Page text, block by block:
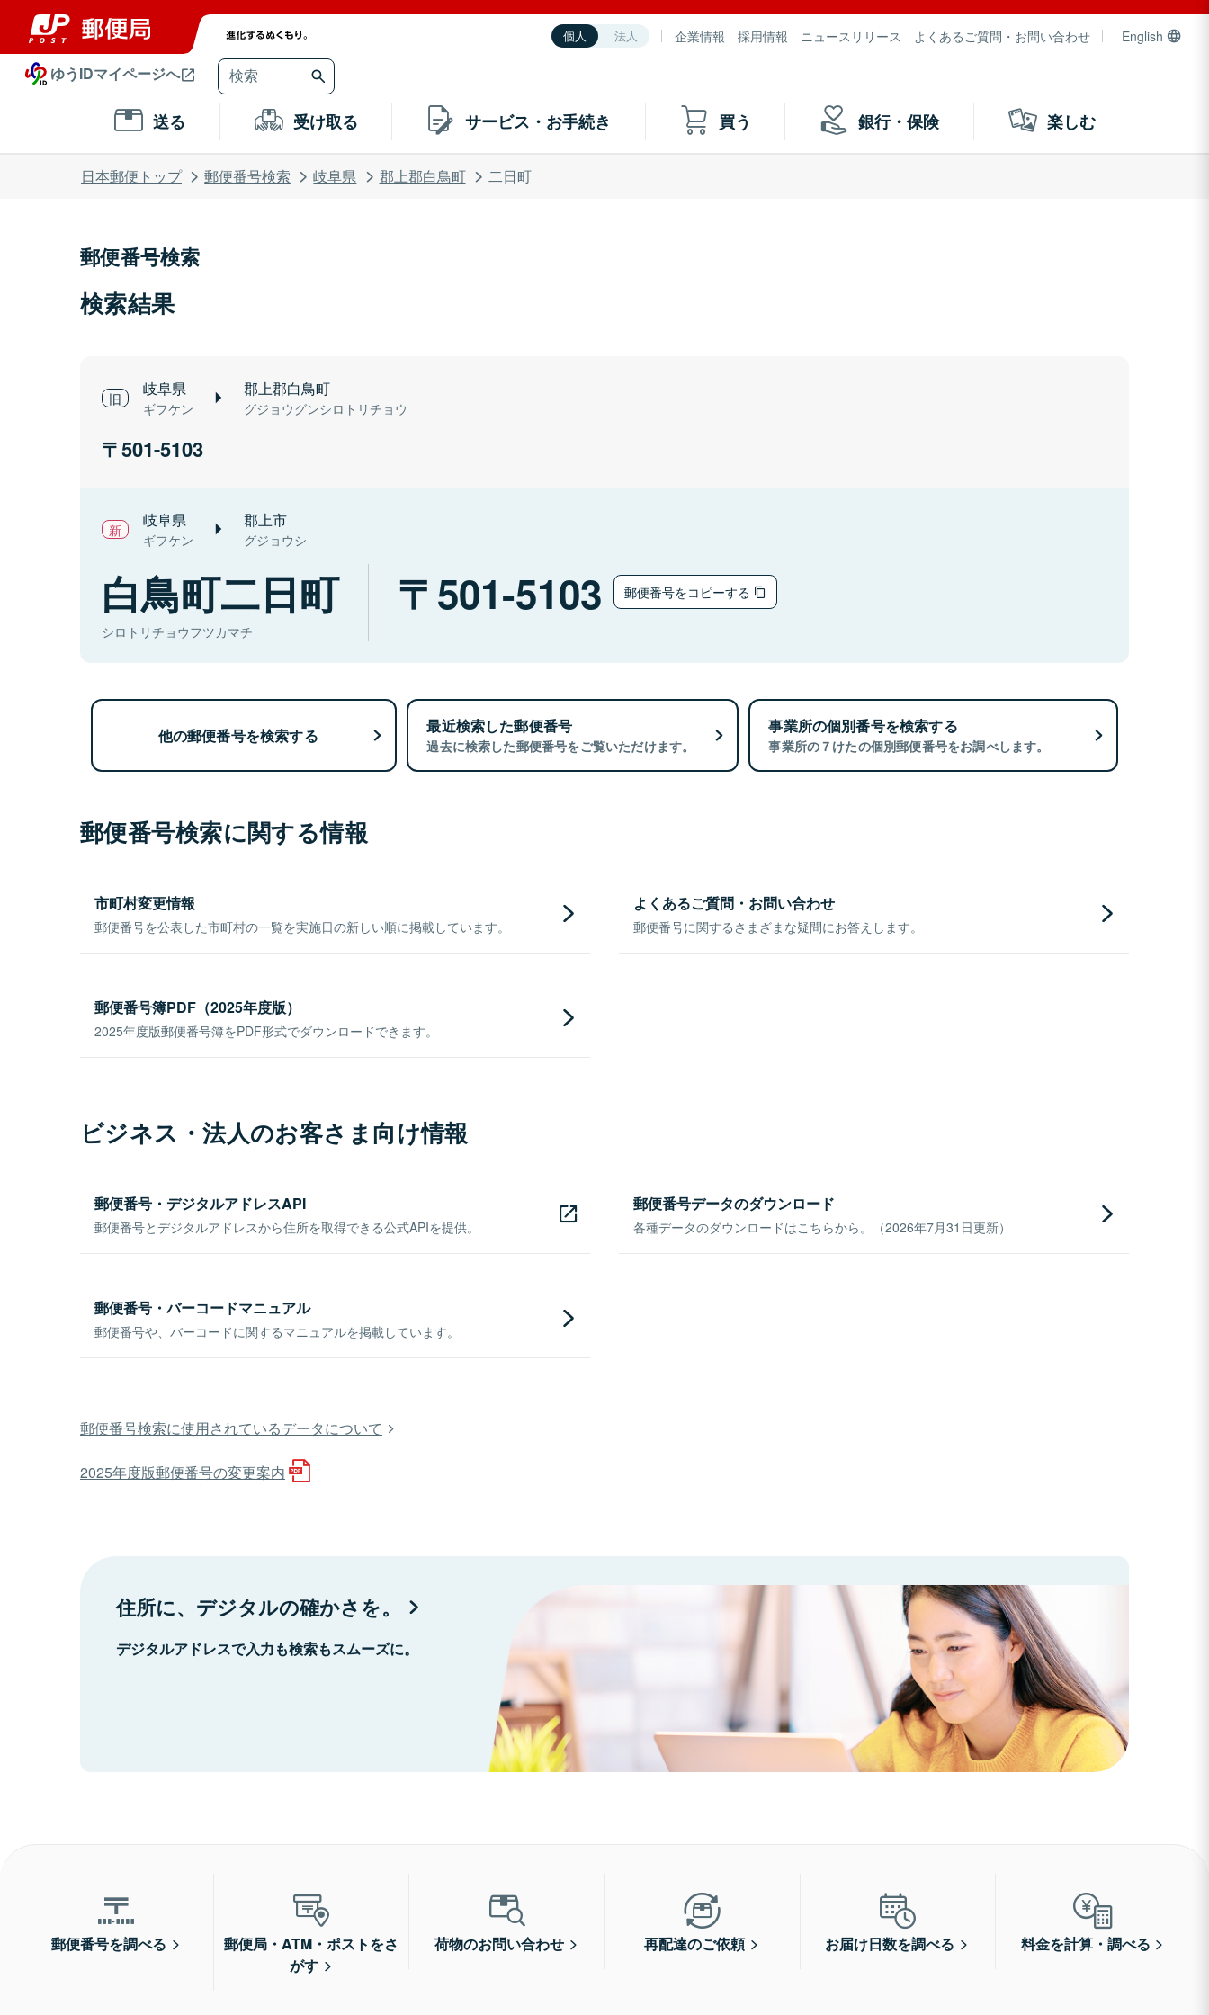
個人 法人 企業情報 採用情報 ニュースリリース よくあるご質問・お問い合わせ English
ゆうIDマイページへ
送る 受け取る サービス・お手続き 買う 銀行・保険 楽しむ
日本郵便トップ 郵便番号検索 岐阜県 郡上郡白鳥町 二日町
郵便番号検索
検索結果
岐阜県
ギフケン
郡上郡白鳥町
グジョウグンシロトリチョウ
501-5103
岐阜県
ギフケン
郡上市
グジョウシ
白鳥町二日町
シロトリチョウフツカマチ
501-5103 郵便番号をコピーする
他の郵便番号を検索する 最近検索した郵便番号
過去に検索した郵便番号をご覧いただけます。
事業所の個別番号を検索する
事業所の７けたの個別郵便番号をお調べします。
郵便番号検索に関する情報
市町村変更情報
郵便番号を公表した市町村の一覧を実施日の新しい順に掲載しています。
よくあるご質問・お問い合わせ
郵便番号に関するさまざまな疑問にお答えします。
郵便番号簿PDF（2025年度版）
2025年度版郵便番号簿をPDF形式でダウンロードできます。
ビジネス・法人のお客さま向け情報
郵便番号・デジタルアドレスAPI
郵便番号とデジタルアドレスから住所を取得できる公式APIを提供。
郵便番号データのダウンロード
各種データのダウンロードはこちらから。（2026年7月31日更新）
郵便番号・バーコードマニュアル
郵便番号や、バーコードに関するマニュアルを掲載しています。
郵便番号検索に使用されているデータについて
2025年度版郵便番号の変更案内
住所に、デジタルの確かさを。
デジタルアドレスで入力も検索もスムーズに。
郵便番号を調べる
郵便局・ATM・ポストをさ
がす
荷物のお問い合わせ 再配達のご依頼 お届け日数を調べる 料金を計算・調べる